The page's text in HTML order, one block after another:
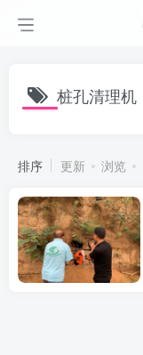
桩孔清理机
排序 更新 浏览